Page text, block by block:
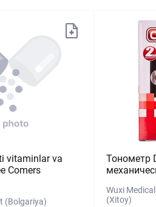
vitaminlar va
Comers
(Bolgariya)
Тонометр
Wuxi
(Xitoy)